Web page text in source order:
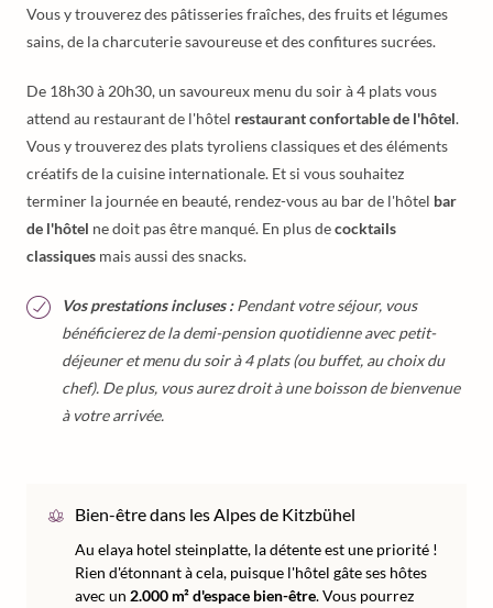
Vous y trouverez des pâtisseries fraîches, des fruits et légumes
sains, de la charcuterie savoureuse et des confitures sucrées.
De 18h30 à 20h30, un savoureux menu du soir à 4 plats vous
attend au restaurant de l'hôtel restaurant confortable de l'hôtel.
Vous y trouverez des plats tyroliens classiques et des éléments
créatifs de la cuisine internationale. Et si vous souhaitez
terminer la journée en beauté, rendez-vous au bar de l'hôtel bar
de l'hôtel ne doit pas être manqué. En plus decocktails
classiques mais aussi des snacks.
Vos prestations incluses :Pendant votre séjour, vous
bénéficierez de la demi-pension quotidienne avec petit-
déjeuner et menu du soir à 4 plats (ou buffet, au choix du
chef). De plus, vous aurez droit à une boisson de bienvenue
à votre arrivée.
Bien-être dans les Alpes de Kitzbühel
Au elaya hotel steinplatte, la détente est une priorité !
Rien d'étonnant à cela, puisque l'hôtel gâte ses hôtes
avec un 2.000 m² d'espace bien-être. Vous pourrez